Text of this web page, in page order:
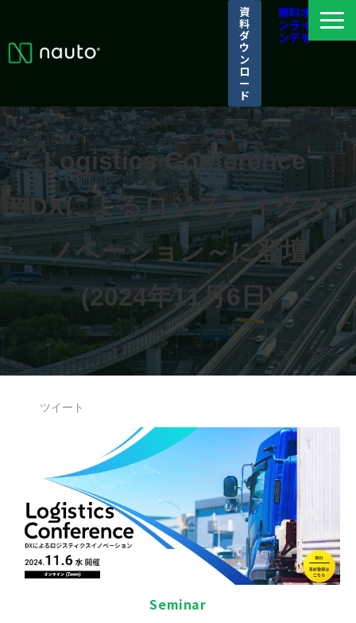
資
料
ダ
ウ
ン
ロ
ー
ド
無料オ
ンライ
ンデモ
ナウトとは
選ばれる理由
導入事例
パートナーシップ/アライアンス
ログイン
Logistics Conference
～DXによるロジスティクスイ
ノベーション～に登壇
(2024年11月6日)
ツイート
Seminar